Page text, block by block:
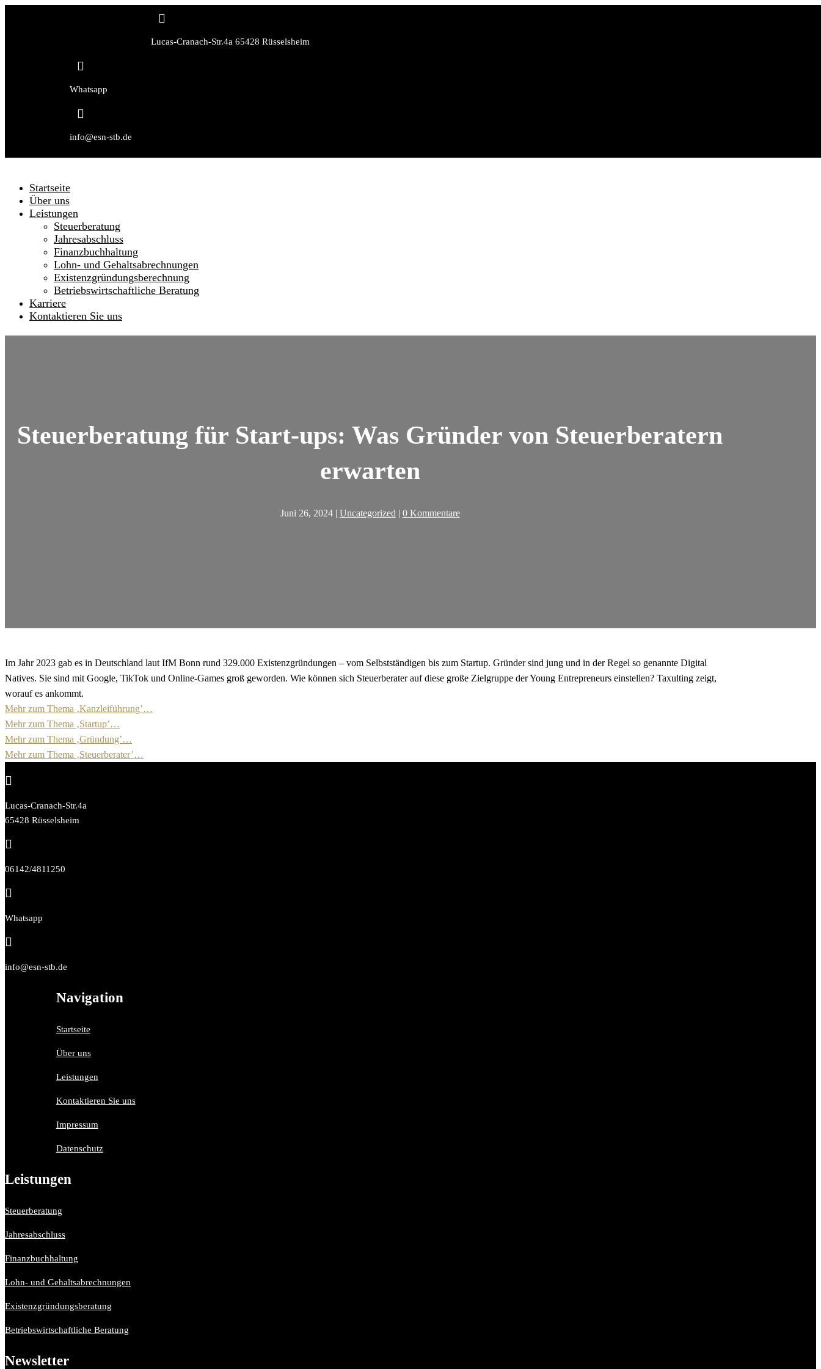

Lucas-Cranach-Str.4a 65428 Rüsselsheim

Whatsapp

info@esn-stb.de
Startseite
Über uns
Leistungen
Steuerberatung
Jahresabschluss
Finanzbuchhaltung
Lohn- und Gehaltsabrechnungen
Existenzgründungsberechnung
Betriebswirtschaftliche Beratung
Karriere
Kontaktieren Sie uns
Steuerberatung für Start-ups: Was Gründer von Steuerberatern
erwarten
Juni 26, 2024| Uncategorized| 0 Kommentare
Im Jahr 2023 gab es in Deutschland laut IfM Bonn rund 329.000 Existenzgründungen – vom Selbstständigen bis zum Startup. Gründer sind jung und in der Regel so genannte Digital
Natives. Sie sind mit Google, TikTok und Online-Games groß geworden. Wie können sich Steuerberater auf diese große Zielgruppe der Young Entrepreneurs einstellen? Taxulting zeigt,
worauf es ankommt.
Mehr zum Thema ‚Kanzleiführung’…
Mehr zum Thema ‚Startup’…
Mehr zum Thema ‚Gründung’…
Mehr zum Thema ‚Steuerberater’…

Lucas-Cranach-Str.4a
65428 Rüsselsheim

06142/4811250

Whatsapp

info@esn-stb.de
Navigation
Startseite
Über uns
Leistungen
Kontaktieren Sie uns
Impressum
Datenschutz
Leistungen
Steuerberatung
Jahresabschluss
Finanzbuchhaltung
Lohn- und Gehaltsabrechnungen
Existenzgründungsberatung
Betriebswirtschaftliche Beratung
Newsletter